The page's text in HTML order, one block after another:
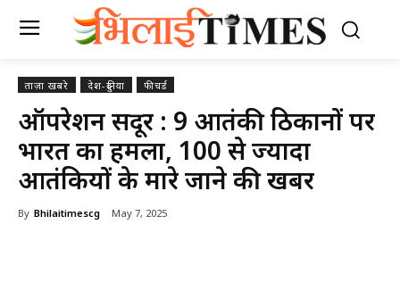
ताज़ा खबरे देश-दुनिया फीचर्ड
ऑपरेशन सिंदूर : 9 आतंकी ठिकानों पर
भारत का हमला, 100 से ज्यादा
आतंकियों के मारे जाने की खबर
By Bhilaitimescg May 7, 2025